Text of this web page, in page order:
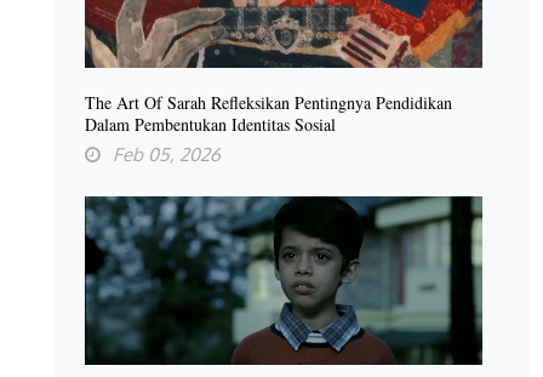
The Art Of Sarah Refleksikan Pentingnya Pendidikan
Dalam Pembentukan Identitas Sosial
Feb 05, 2026